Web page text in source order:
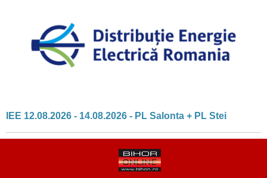
IEE 12.08.2026 - 14.08.2026 - PL Salonta + PL Stei